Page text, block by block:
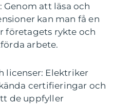
Genom att läsa och
kan man få en
företagets rykte och
arbete.
licenser: Elektriker
certifieringar och
de uppfyller